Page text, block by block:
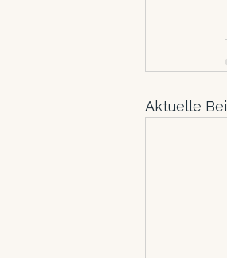
Aktuelle